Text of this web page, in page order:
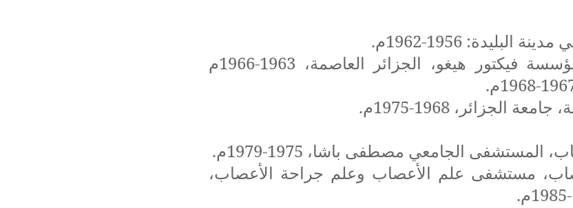
البليدة: 1956-1962م.
المرحلة الثانوية مؤسسة فيكتور هيغو، الجزائر العاصمة، 1963-1966م
الجزائر، 1968-1975م.
الجامعي مصطفى باشا، 1975-1979م.
مستشفى علم الأعصاب وعلم جراحة الأعصاب،